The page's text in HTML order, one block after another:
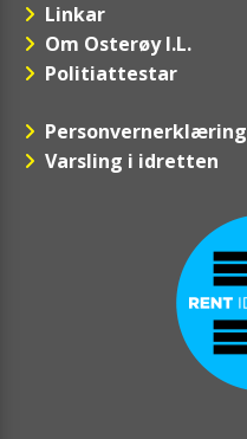
Linkar
Om Osterøy I.L.
Politiattestar
Personvernerklæring
Varsling i idretten